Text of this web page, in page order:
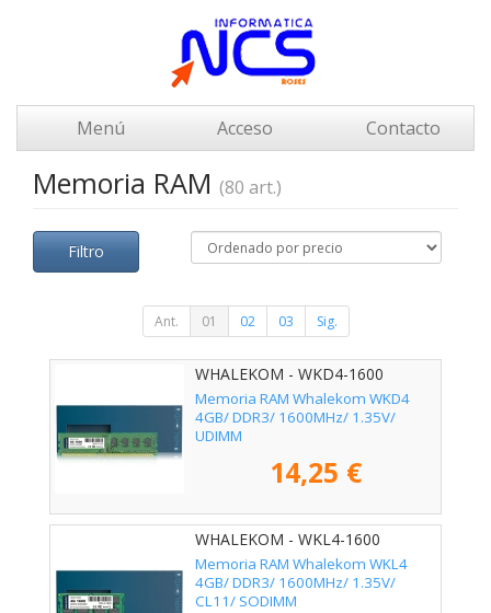
Menú Acceso Contacto
Memoria RAM (80 art.)
Filtro
Ant. 01 02 03 Sig.
WHALEKOM - WKD4-1600
Memoria RAM Whalekom WKD4
4GB/ DDR3/ 1600MHz/ 1.35V/
UDIMM
14,25 €
WHALEKOM - WKL4-1600
Memoria RAM Whalekom WKL4
4GB/ DDR3/ 1600MHz/ 1.35V/
CL11/ SODIMM